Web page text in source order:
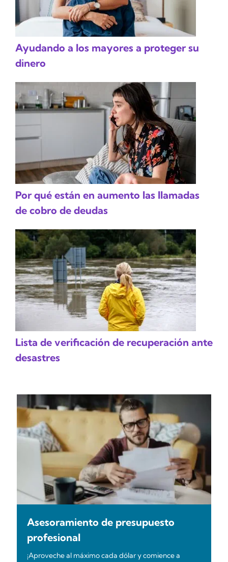
Ayudando a los mayores a proteger su
dinero
Por qué están en aumento las llamadas
de cobro de deudas
Lista de verificación de recuperación ante
desastres
Asesoramiento de presupuesto
profesional
¡Aproveche al máximo cada dólar y comience a